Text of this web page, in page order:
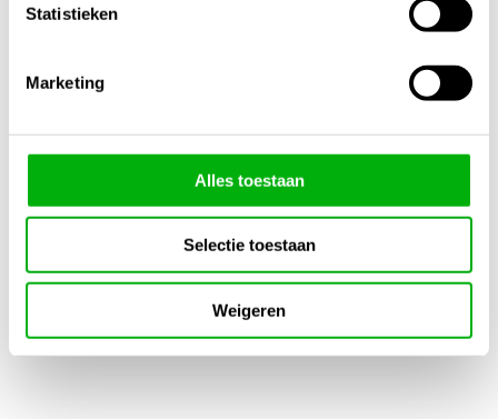
Statistieken
Marketing
Alles toestaan
Selectie toestaan
Weigeren
Bac aarde groei
€9,75-
Prijsklasse:
€9,75
tot
Bac aarde bloei
1 component
€9,75-
€
€9,75
tot